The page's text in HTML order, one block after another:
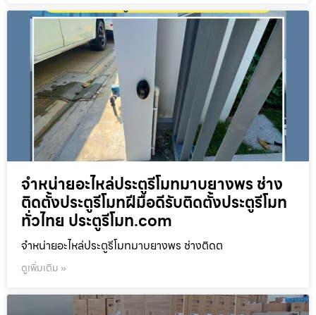
จำหน่ายอะไหล่ประตูรีโมทมาบยางพร ช่าง
ติดตั้งประตูรีโมทฝีมือดีรับติดตั้งประตูรีโมท
ทั่วไทย ประตูรีโมท.com
จำหน่ายอะไหล่ประตูรีโมทมาบยางพร ช่างติดต
ดูเพิ่มเติม »